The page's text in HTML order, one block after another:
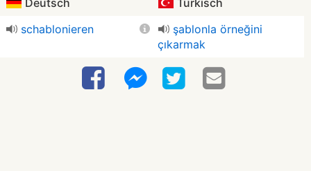
Deutsch
Türkisch
schablonieren
şablonla örneğini
çıkarmak